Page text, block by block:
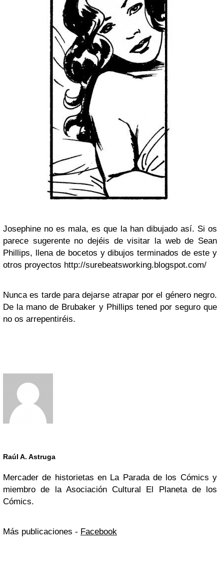
Josephine no es mala, es que la han dibujado así. Si os
parece sugerente no dejéis de visitar la web de Sean
Phillips, llena de bocetos y dibujos terminados de este y
otros proyectos http://surebeatsworking.blogspot.com/
Nunca es tarde para dejarse atrapar por el género negro.
De la mano de Brubaker y Phillips tened por seguro que
no os arrepentiréis.
Raúl A. Astruga
Mercader de historietas en La Parada de los Cómics y
miembro de la Asociación Cultural El Planeta de los
Cómics.
Más publicaciones - Facebook